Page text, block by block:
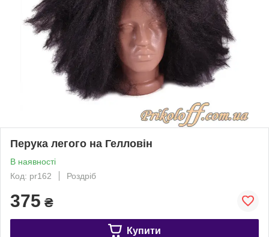
Перука легого на Гелловін
В наявності
Код: pr162
Роздріб
375 ₴
Купити